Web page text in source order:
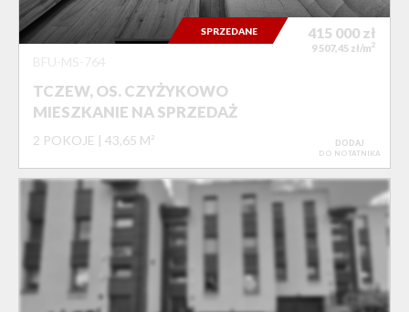
TCZEW, OS. CZYŻYKOWO
MIESZKANIE NA SPRZEDAŻ
2 POKOJE 43,65 M²
415 000 zł
9 507,45 zł/m2
SPRZEDANE
DODAJ
DO NOTATNIKA